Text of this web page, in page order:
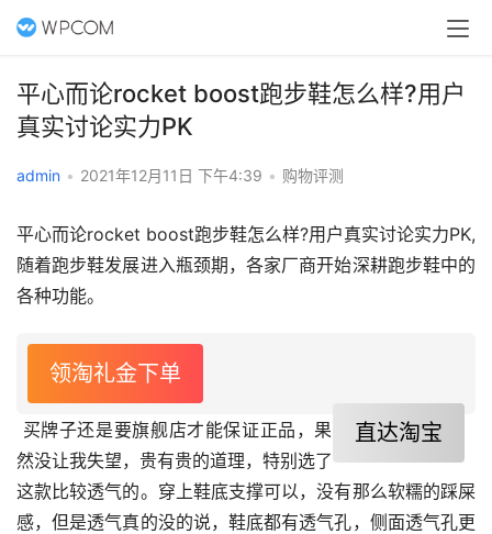
平心而论rocket boost跑步鞋怎么样?用户
真实讨论实力PK
admin • 2021年12月11日 下午4:39 • 购物评测
平心而论rocket boost跑步鞋怎么样?用户真实讨论实力PK,
随着跑步鞋发展进入瓶颈期，各家厂商开始深耕跑步鞋中的
各种功能。
领淘礼金下单
直达淘宝
然没让我失望，贵有贵的道理，特别选了
这款比较透气的。穿上鞋底支撑可以，没有那么软糯的踩屎
感，但是透气真的没的说，鞋底都有透气孔，侧面透气孔更